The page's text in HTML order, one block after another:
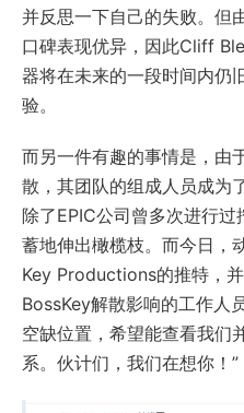
并反思一下自己的失败。但
口碑表现优异，因此Cliff
器将在未来的一段时间内仍
验。
而另一件有趣的事情是，
散，其团队的组成人员成为
除了EPIC公司曾多次进行
蓄地伸出橄榄枝。而今日，
Key Productions的推特，
BossKey解散影响的工作人
空缺位置，希望能查看我们
系。伙计们，我们在想你！”